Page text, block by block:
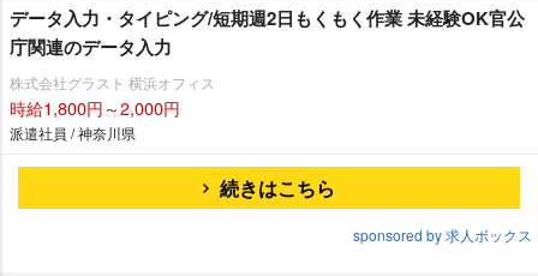
データ入力・タイピング/短期週2日もくもく作業 未経験OK官公
庁関連のデータ入力
株式会社グラスト 横浜オフィス
時給1,800円～2,000円
派遣社員 / 神奈川県
続きはこちら
sponsored by 求人ボックス